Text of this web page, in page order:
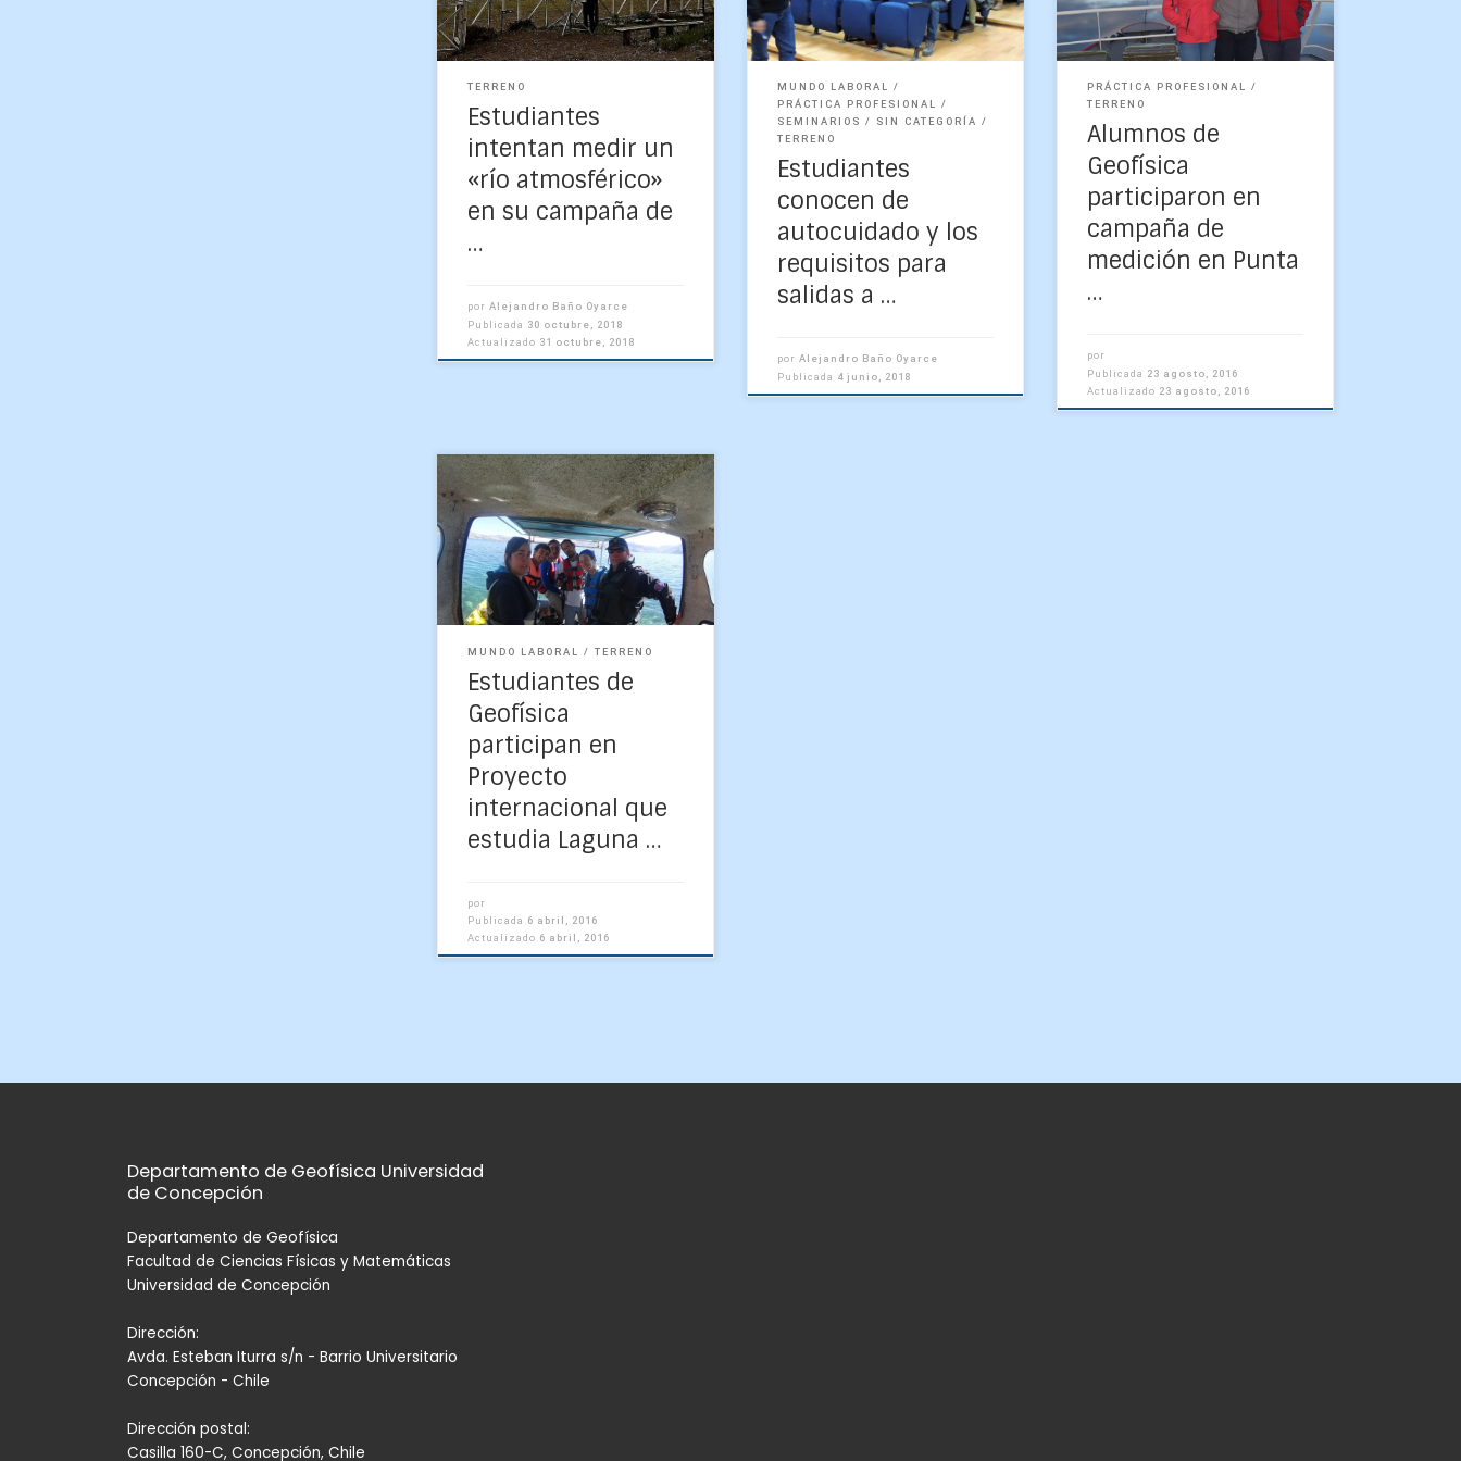
meteorológicas el 16 y 17 de
octubre en el […]
TERRENO
Estudiantes
intentan medir un
«río atmosférico»
en su campaña de
…
porAlejandro Baño Oyarce
Publicada 30 octubre, 2018
Actualizado 31 octubre, 2018
Prácticas «, dictadas en
conjunto por los académicos
Arturo Belmonte, jefe […]
MUNDO LABORAL
PRÁCTICA PROFESIONAL
SEMINARIOS
SIN CATEGORÍA
TERRENO
Estudiantes
conocen de
autocuidado y los
requisitos para
salidas a …
porAlejandro Baño Oyarce
Publicada 4 junio, 2018
recientemente tuvieron la
oportunidad de participar en
[…]
PRÁCTICA PROFESIONAL
TERRENO
Alumnos de
Geofísica
participaron en
campaña de
medición en Punta
…
por
Publicada 23 agosto, 2016
Actualizado 23 agosto, 2016
Fotografía: (de izq. a der.)
Luisa Díaz, Diego Molina, Andrés
Castillo, Mario González, Dana
Peterson y Luis Torres, Alcalde
de mar de la laguna. Andrés
Castillo […]
MUNDO LABORAL TERRENO
Estudiantes de
Geofísica
participan en
Proyecto
internacional que
estudia Laguna …
por
Publicada 6 abril, 2016
Actualizado 6 abril, 2016
Departamento de Geofísica Universidad
de Concepción
Departamento de Geofísica
Facultad de Ciencias Físicas y Matemáticas
Universidad de Concepción
Dirección:
Avda. Esteban Iturra s/n - Barrio Universitario
Concepción - Chile
Dirección postal:
Casilla 160-C, Concepción, Chile